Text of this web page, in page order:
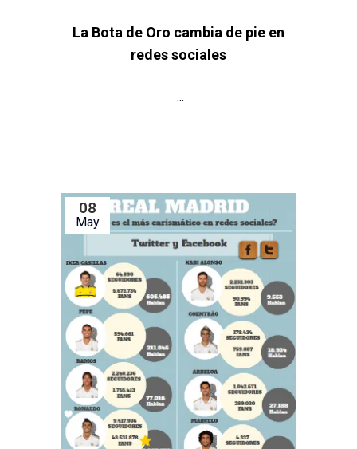
La Bota de Oro cambia de pie en
redes sociales
...
08
May